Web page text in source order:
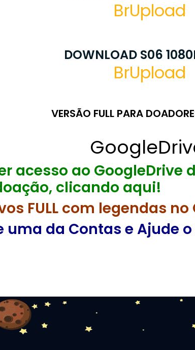
BrUpload
DOWNLOAD S06
BrUpload
VERSÃO FULL PARA
acesso ao GoogleDrive
clicando aqui!
FULL com legendas no
uma da Contas e Ajude o